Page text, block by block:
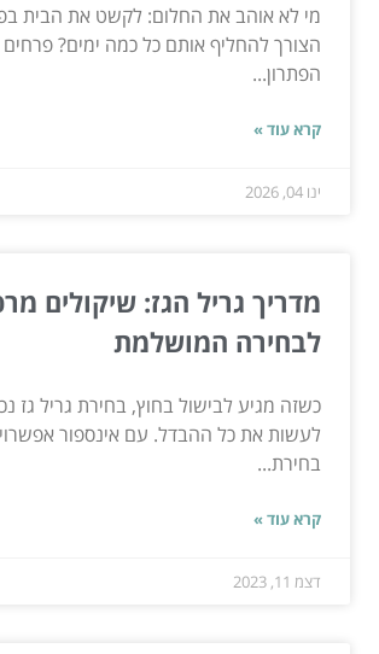
מי לא אוהב את החלום: לקשט את הבית
הצורך להחליף אותם כל כמה ימים?
הפתרון...
קרא עוד »
ינו 04, 2026
מדריך גריל הגז: שיקולים
לבחירה המושלמת
כשזה מגיע לבישול בחוץ, בחירת גריל גז
לעשות את כל ההבדל. עם אינספור
בחירת...
קרא עוד »
דצמ 11, 2023